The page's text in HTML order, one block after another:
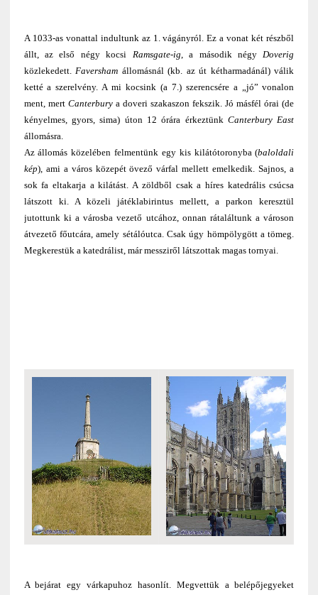
A 1033-as vonattal indultunk az 1. vágányról. Ez a vonat két részből
állt, az első négy kocsi Ramsgate-ig , a második négy Doverig
közlekedett. Faversham állomásnál (kb. az út kétharmadánál) válik
ketté a szerelvény. A mi kocsink (a 7.) szerencsére a „jó” vonalon
ment, mert Canterburya doveri szakaszon fekszik. Jó másfél órai (de
kényelmes, gyors, sima) úton 12 órára érkeztünkCanterbury East
állomásra.
Az állomás közelében felmentünk egy kis kilátótoronyba (baloldali
kép), ami a város közepét övező várfal mellett emelkedik. Sajnos, a
sok fa eltakarja a kilátást. A zöldből csak a híres katedrális csúcsa
látszott ki. A közeli játéklabirintus mellett, a parkon keresztül
jutottunk ki a városba vezető utcához, onnan rátaláltunk a városon
átvezető főutcára, amely sétálóutca. Csak úgy hömpölygött a tömeg.
Megkerestük a katedrálist, már messziről látszottak magas tornyai.
A bejárat egy várkapuhoz hasonlít. Megvettük a belépőjegyeket